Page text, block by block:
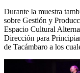
Durante la muestra
sobre Gestión y
Espacio Cultural
Dirección para
de Tacámbaro a los